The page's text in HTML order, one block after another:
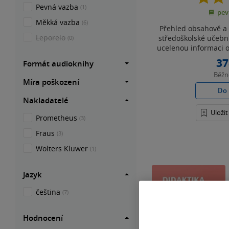
Přehled obsahově
středoškolské
ucelenou informaci
Do
Pevná vazba (1)
Měkká vazba (6)
Leporelo (0)
Formát audioknihy
Míra poškození
Nakladatelé
Prometheus (3)
Fraus (3)
Wolters Kluwer (1)
Jazyk
čeština (7)
Hodnocení